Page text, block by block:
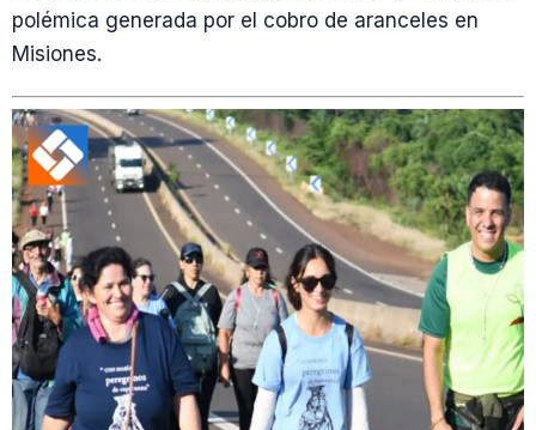
polémica generada por el cobro de aranceles en
Misiones.